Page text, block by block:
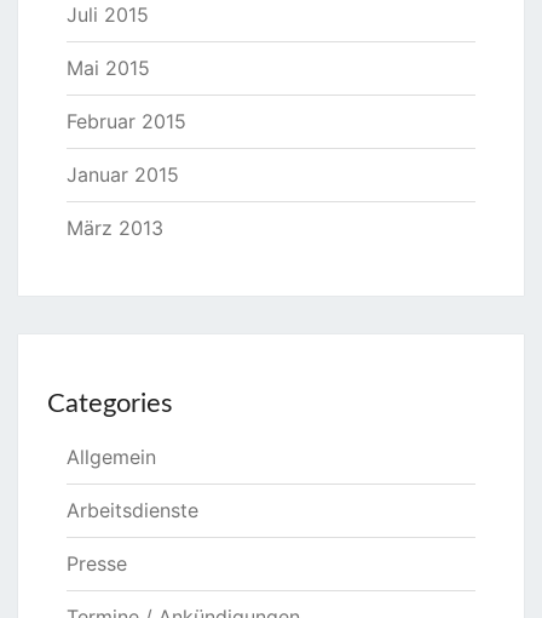
Juli 2015
Mai 2015
Februar 2015
Januar 2015
März 2013
Categories
Allgemein
Arbeitsdienste
Presse